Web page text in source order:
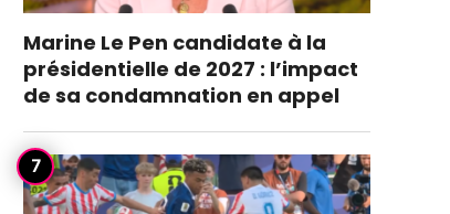
Marine Le Pen candidate à la
présidentielle de 2027 : l’impact
de sa condamnation en appel